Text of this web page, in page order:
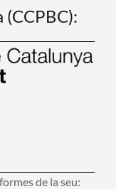
de la seu: